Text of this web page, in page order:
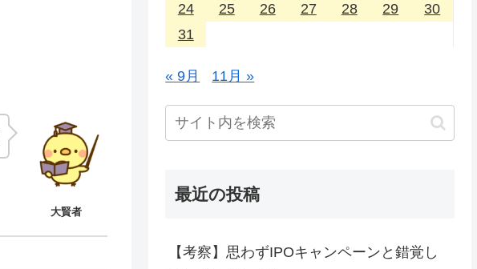
大賢者
24
25 26 27 28 29
30
31
« 9月 11月 »
最近の投稿
【考察】思わずIPOキャンペーンと錯覚し